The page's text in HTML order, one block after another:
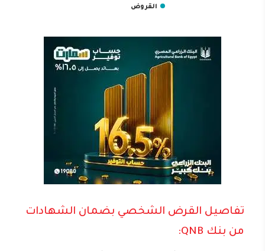
القروض
تفاصيل القرض الشخصي بضمان الشهادات
من بنك QNB: